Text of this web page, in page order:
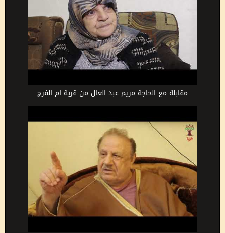
مقابلة مع الحاجة مريم عبد العال من قرية ام الفرج